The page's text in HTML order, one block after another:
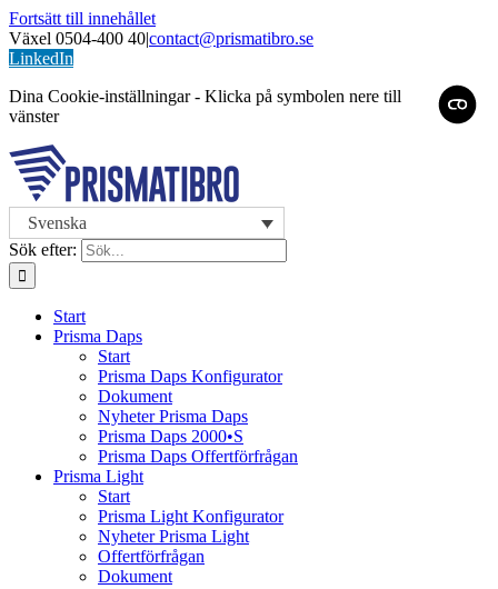
Fortsätt till innehållet
Växel 0504-400 40|contact@prismatibro.se
LinkedIn
Dina Cookie-inställningar - Klicka på symbolen nere till
vänster
Svenska
Sök efter:
Start
Prisma Daps
Start
Prisma Daps Konfigurator
Dokument
Nyheter Prisma Daps
Prisma Daps 2000•S
Prisma Daps Offertförfrågan
Prisma Light
Start
Prisma Light Konfigurator
Nyheter Prisma Light
Offertförfrågan
Dokument